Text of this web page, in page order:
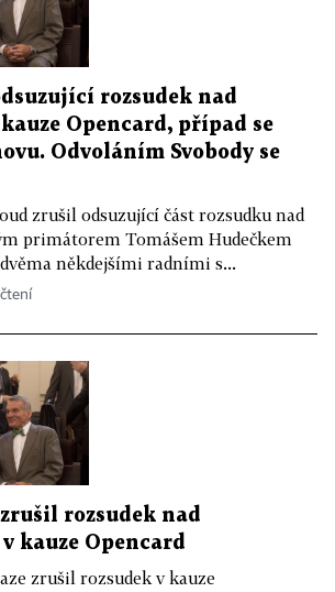
rozsudek nad
Opencard, případ se
Odvoláním Svobody se
zrušil odsuzující část rozsudku nad
primátorem Tomášem Hudečkem
někdejšími radními s...
čtení
rozsudek nad
kauze Opencard
zrušil rozsudek v kauze